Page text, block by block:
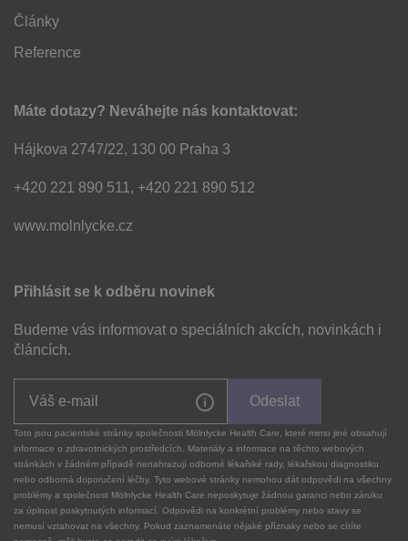
Články
Reference
Máte dotazy? Neváhejte nás kontaktovat:
Hájkova 2747/22, 130 00 Praha 3
+420 221 890 511, +420 221 890 512
www.molnlycke.cz
Přihlásit se k odběru novinek
Budeme vás informovat o speciálních akcích, novinkách i
článcích.
Odeslat
Toto jsou pacientské stránky společnosti Mölnlycke Health Care, které mimo jiné obsahují
informace o zdravotnických prostředcích. Materiály a informace na těchto webových
stránkách v žádném případě nenahrazují odborné lékařské rady, lékařskou diagnostiku
nebo odborná doporučení léčby. Tyto webové stránky nemohou dát odpovědi na všechny
problémy a společnost Mölnlycke Health Care neposkytuje žádnou garanci nebo záruku
za úplnost poskytnutých informací. Odpovědi na konkrétní problémy nebo stavy se
nemusí vztahovat na všechny. Pokud zaznamenáte nějaké příznaky nebo se cítíte